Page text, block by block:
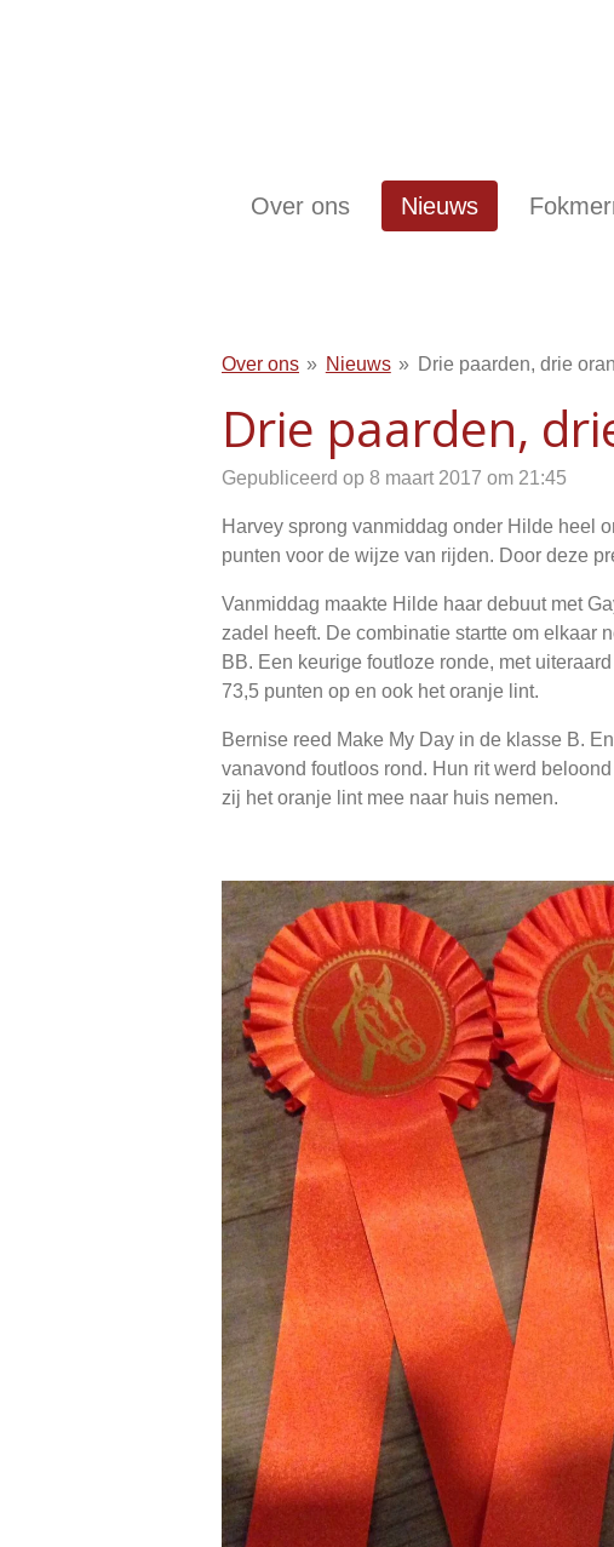
Over ons Nieuws
Over ons » Nieuws » Drie paarden, drie
Drie paarden,
Gepubliceerd op 8 maart 2017 om 21:45
Harvey sprong vanmiddag onder Hilde heel
punten voor de wijze van rijden. Door deze
Vanmiddag maakte Hilde haar debuut met
zadel heeft. De combinatie startte om elkaar
BB. Een keurige foutloze ronde, met
73,5 punten op en ook het oranje lint.
Bernise reed Make My Day in de klasse B.
vanavond foutloos rond. Hun rit werd
zij het oranje lint mee naar huis nemen.